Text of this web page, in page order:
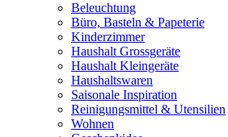
Beleuchtung
Büro, Basteln & Papeterie
Kinderzimmer
Haushalt Grossgeräte
Haushalt Kleingeräte
Haushaltswaren
Saisonale Inspiration
Reinigungsmittel & Utensilien
Wohnen